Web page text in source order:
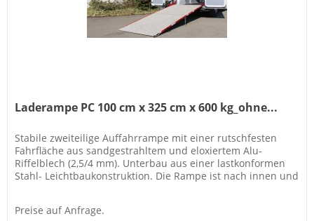
Laderampe PC 100 cm x 325 cm x 600 kg_ohne...
Stabile zweiteilige Auffahrrampe mit einer rutschfesten
Fahrfläche aus sandgestrahltem und eloxiertem Alu-
Riffelblech (2,5/4 mm). Unterbau aus einer lastkonformen
Stahl- Leichtbaukonstruktion. Die Rampe ist nach innen und
Preise auf Anfrage.